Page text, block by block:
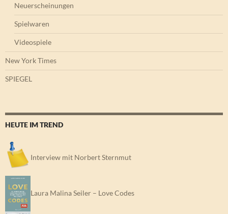
Neuerscheinungen
Spielwaren
Videospiele
New York Times
SPIEGEL
HEUTE IM TREND
Interview mit Norbert Sternmut
Laura Malina Seiler – Love Codes